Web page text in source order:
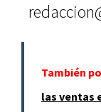
También
las ventas